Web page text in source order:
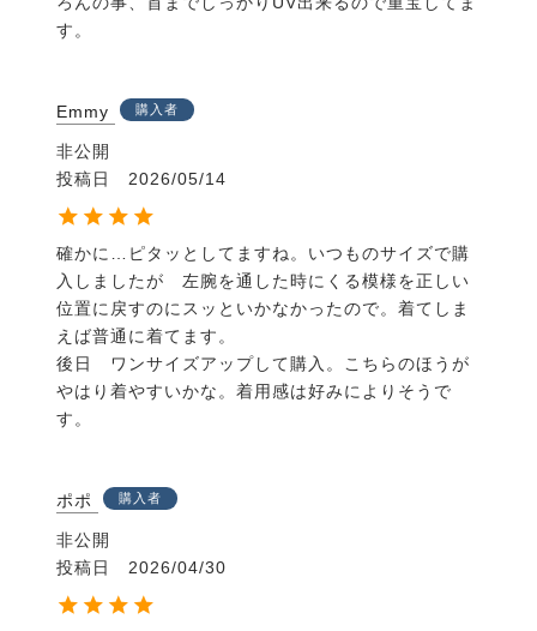
す。
Emmy 購入者
非公開
投稿日
2026/05/14
確かに…ピタッとしてますね。いつものサイズで購
入しましたが　左腕を通した時にくる模様を正しい
位置に戻すのにスッといかなかったので。着てしま
えば普通に着てます。
後日　ワンサイズアップして購入。こちらのほうが
やはり着やすいかな。着用感は好みによりそうで
す。
ポポ 購入者
非公開
投稿日
2026/04/30